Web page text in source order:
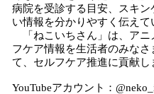
病院を受診する目安、スキ
い情報を分かりやすく伝えて
「ねこいちさん」は、アニ
フケア情報を生活者のみな
て、セルフケア推進に貢献し
YouTubeアカウント：